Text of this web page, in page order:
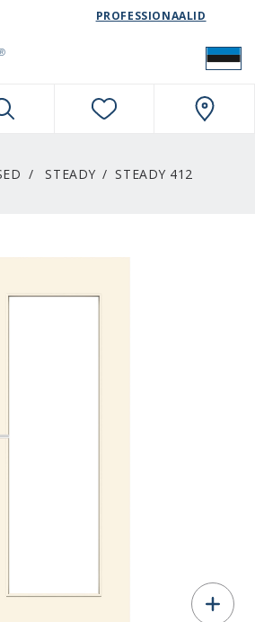
NAVIGATION
PROFESSIONAALID
STEADY STEADY 412